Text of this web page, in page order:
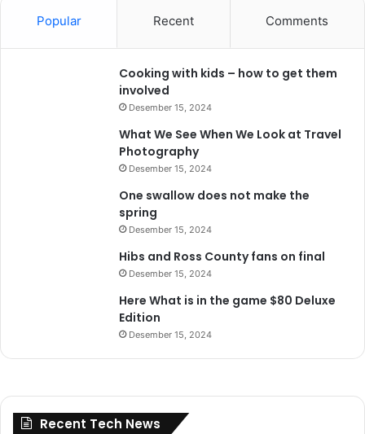
Popular Recent Comments
Cooking with kids – how to get them
involved
Desember 15, 2024
What We See When We Look at Travel
Photography
Desember 15, 2024
One swallow does not make the
spring
Desember 15, 2024
Hibs and Ross County fans on final
Desember 15, 2024
Here What is in the game $80 Deluxe
Edition
Desember 15, 2024
Recent Tech News